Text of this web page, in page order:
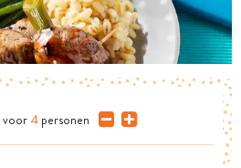
voor 4 personen